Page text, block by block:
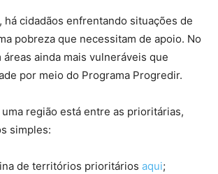
há cidadãos enfrentando situações de
pobreza que necessitam de apoio. No
ainda mais vulneráveis que
por meio do Programa Progredir.
região está entre as prioritárias,
simples:
de territórios prioritários aqui;